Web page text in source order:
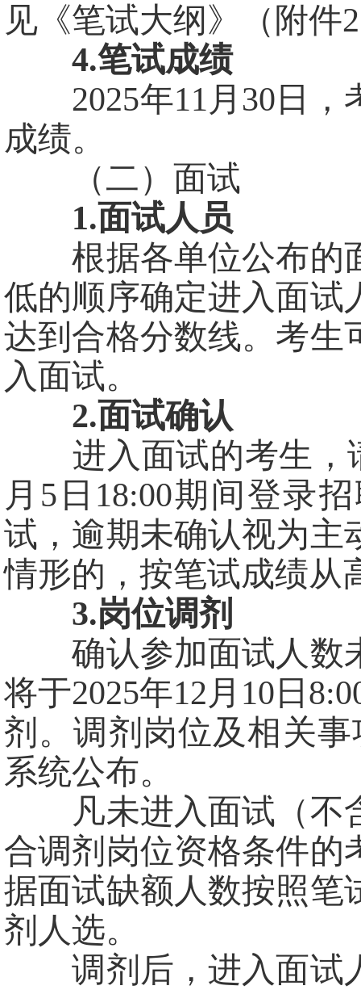
见《笔试大纲》（附件
4.笔试成绩
2025年11月30日，
成绩。
（二）面试
1.面试人员
根据各单位公布的
低的顺序确定进入面试
达到合格分数线。考生
入面试。
2.面试确认
进入面试的考生，请
月5日18:00期间登录
试，逾期未确认视为主
情形的，按笔试成绩从
3.岗位调剂
确认参加面试人数
将于2025年12月10日
剂。调剂岗位及相关
系统公布。
凡未进入面试（不
合调剂岗位资格条件的
据面试缺额人数按照笔
剂人选。
调剂后，进入面试